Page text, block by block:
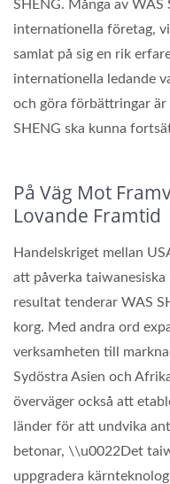
SHENG. Många av WAS
internationella företag,
samlat på sig en rik
internationella ledande
och göra förbättringar
SHENG ska kunna
På Väg Mot
Lovande Framtid
Handelskriget mellan
att påverka
resultat tenderar WAS
korg. Med andra ord
verksamheten till
Sydöstra Asien och
överväger också att
länder för att undvika
betonar, \\u0022Det
uppgradera